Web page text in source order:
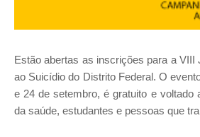
Estão abertas as inscrições para a VIII
ao Suicídio do Distrito Federal. O
e 24 de setembro, é gratuito e voltado
da saúde, estudantes e pessoas que